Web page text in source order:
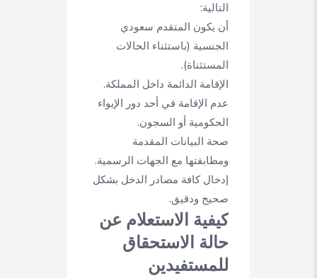
التالية:
أن يكون المتقدم سعودي
الجنسية (باستثناء الحالات
المستثناة).
الإقامة الدائمة داخل المملكة.
عدم الإقامة في أحد دور الإيواء
الحكومية أو السجون.
صحة البيانات المقدمة
ومطابقتها مع الجهات الرسمية.
إدخال كافة مصادر الدخل بشكل
صحيح ودقيق.
كيفية الاستعلام عن
حالة الاستحقاق
للمستفيدين